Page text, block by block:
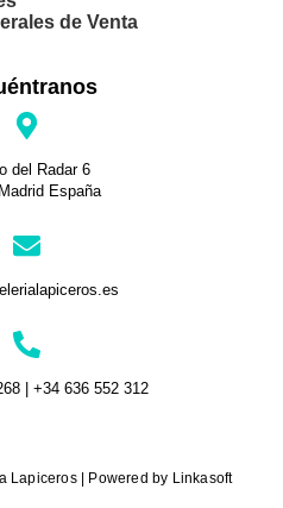
de Venta
del Radar 6
España
| +34 636 552 312
Lapiceros | Powered by Linkasoft